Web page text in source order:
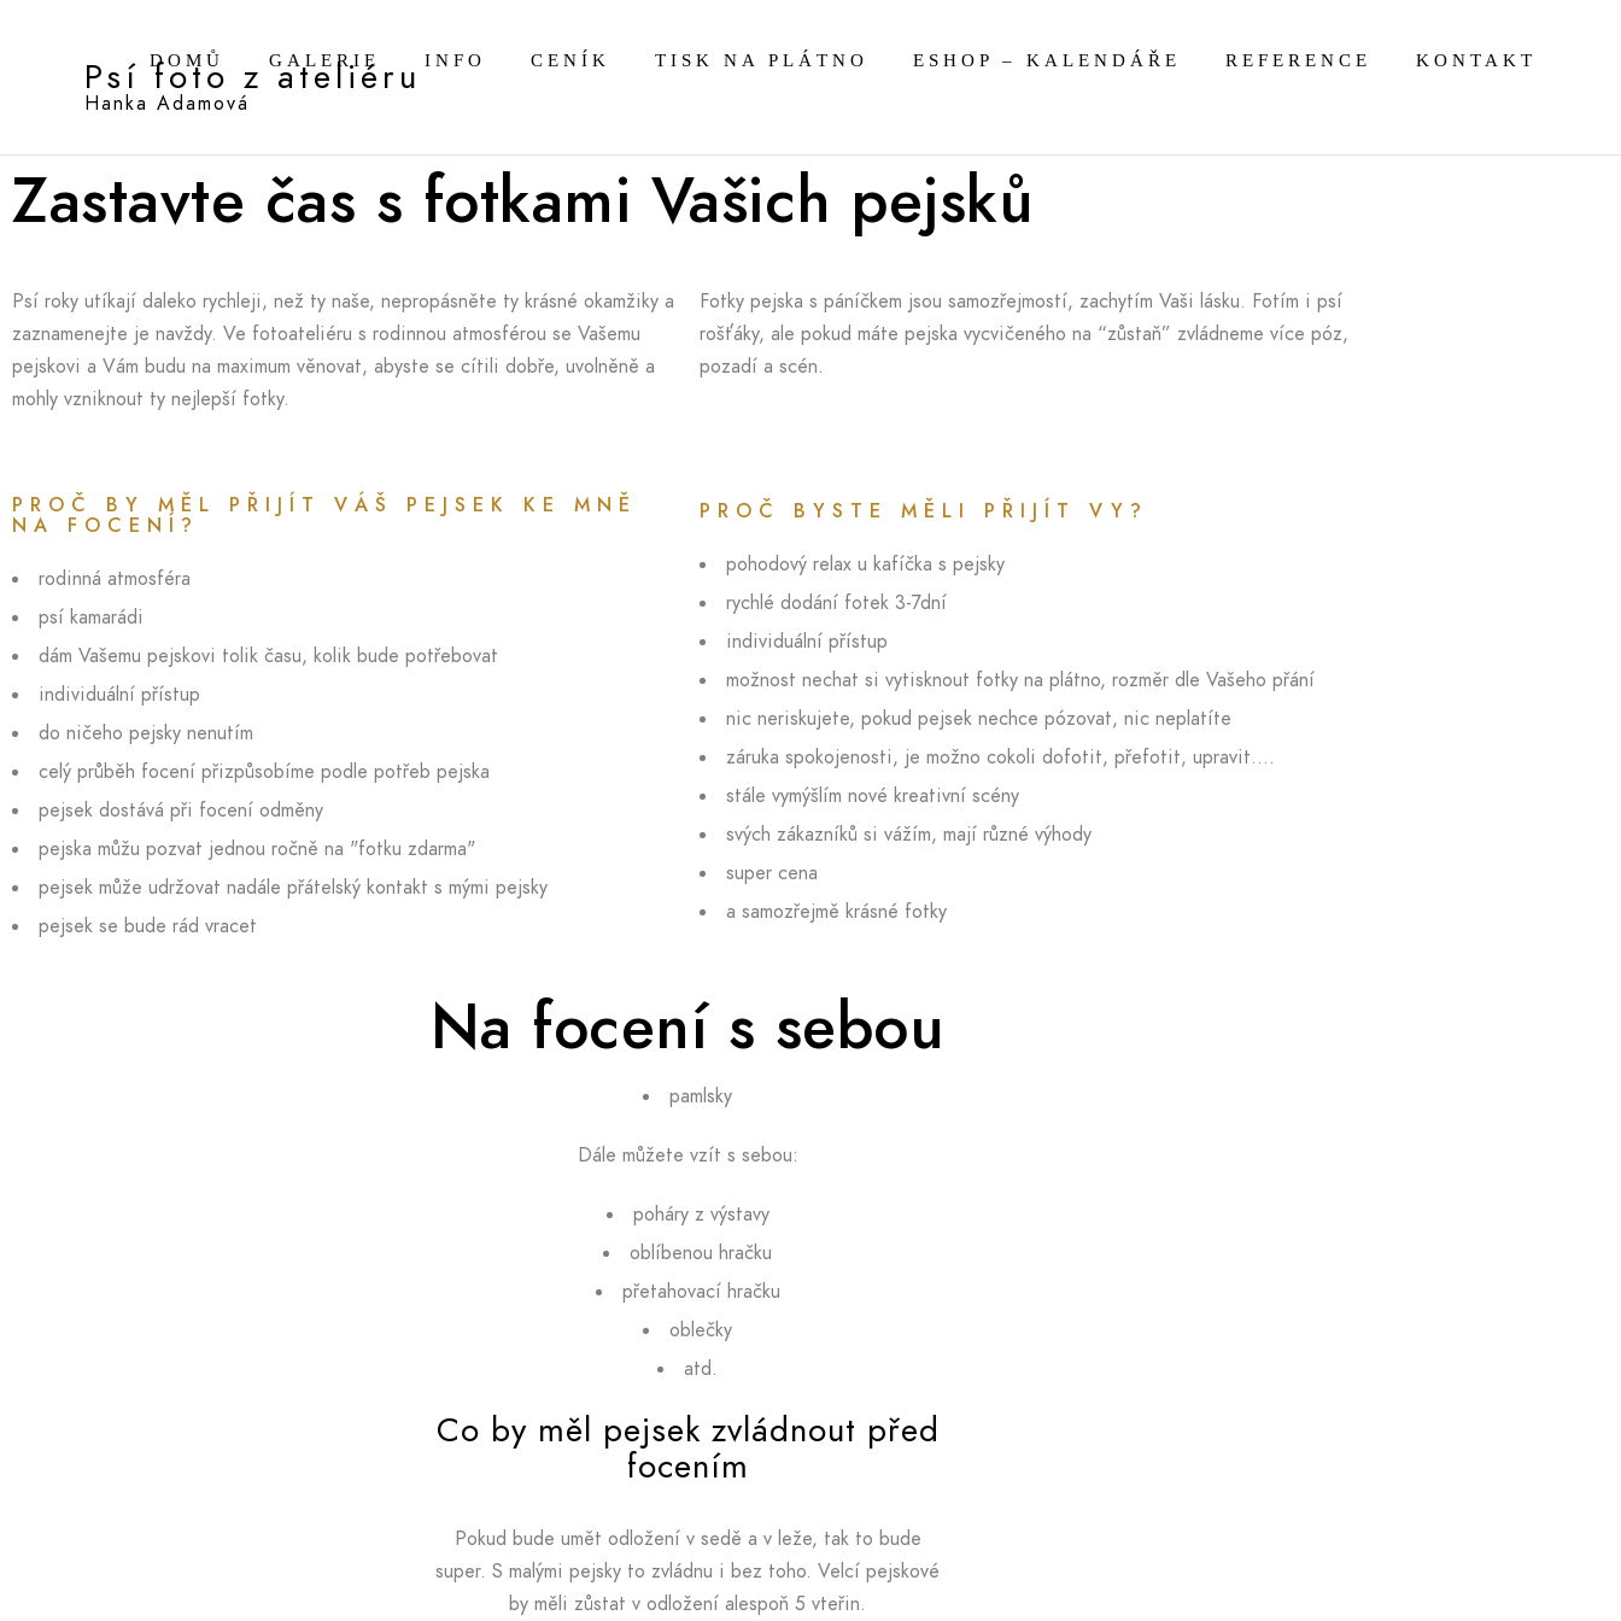
Psí foto z ateliéru
Hanka Adamová
DOMŮ GALERIE INFO CENÍK TISK NA PLÁTNO ESHOP – KALENDÁŘE REFERENCE KONTAKT
Zastavte čas s fotkami Vašich pejsků
Psí roky utíkají daleko rychleji, než ty naše, nepropásněte ty krásné okamžiky a
zaznamenejte je navždy. Ve fotoateliéru s rodinnou atmosférou se Vašemu
pejskovi a Vám budu na maximum věnovat, abyste se cítili dobře, uvolněně a
mohly vzniknout ty nejlepší fotky.
Fotky pejska s páníčkem jsou samozřejmostí, zachytím Vaši lásku. Fotím i psí
rošťáky, ale pokud máte pejska vycvičeného na “zůstaň” zvládneme více póz,
pozadí a scén.
PROČ BY MĚL PŘIJÍT VÁŠ PEJSEK KE MNĚ
NA FOCENÍ?
rodinná atmosféra
psí kamarádi
dám Vašemu pejskovi tolik času, kolik bude potřebovat
individuální přístup
do ničeho pejsky nenutím
celý průběh focení přizpůsobíme podle potřeb pejska
pejsek dostává při focení odměny
pejska můžu pozvat jednou ročně na "fotku zdarma"
pejsek může udržovat nadále přátelský kontakt s mými pejsky
pejsek se bude rád vracet
PROČ BYSTE MĚLI PŘIJÍT VY?
pohodový relax u kafíčka s pejsky
rychlé dodání fotek 3-7dní
individuální přístup
možnost nechat si vytisknout fotky na plátno, rozměr dle Vašeho přání
nic neriskujete, pokud pejsek nechce pózovat, nic neplatíte
záruka spokojenosti, je možno cokoli dofotit, přefotit, upravit....
stále vymýšlím nové kreativní scény
svých zákazníků si vážím, mají různé výhody
super cena
a samozřejmě krásné fotky
Na focení s sebou
pamlsky
Dále můžete vzít s sebou:
poháry z výstavy
oblíbenou hračku
přetahovací hračku
oblečky
atd.
Co by měl pejsek zvládnout před
focením
Pokud bude umět odložení v sedě a v leže, tak to bude
super. S malými pejsky to zvládnu i bez toho. Velcí pejskové
by měli zůstat v odložení alespoň 5 vteřin.